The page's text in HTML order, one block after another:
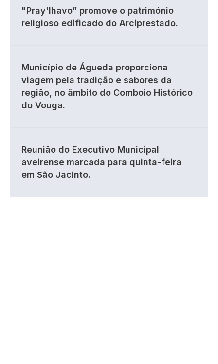
"Pray'lhavo” promove o património
religioso edificado do Arciprestado.
Município de Águeda proporciona
viagem pela tradição e sabores da
região, no âmbito do Comboio Histórico
do Vouga.
Reunião do Executivo Municipal
aveirense marcada para quinta-feira
em São Jacinto.